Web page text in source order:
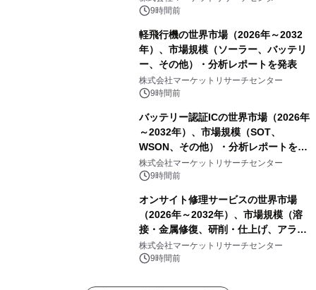
9時間前
軽飛行機の世界市場（2026年～2032
年）、市場規模（ソーラー、バッテリ
ー、その他）・分析レポートを発表
株式会社マーケットリサーチセンター
9時間前
バッテリー認証ICの世界市場（2026年
～2032年）、市場規模（SOT、
WSON、その他）・分析レポートを発
表
株式会社マーケットリサーチセンター
9時間前
オンサイト修理サービスの世界市場
（2026年～2032年）、市場規模（溶
接・金属修復、研削・仕上げ、アライ
メント、その他）・分析レポートを発
表
株式会社マーケットリサーチセンター
9時間前